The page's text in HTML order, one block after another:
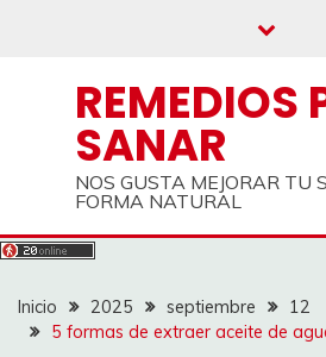
REMEDIOS
SANAR
NOS GUSTA MEJORAR TU
FORMA NATURAL
Inicio 2025 septiembre
12
5 formas de extraer aceite de